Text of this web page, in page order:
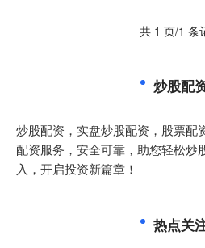
共 1 页/1 条
炒股配
炒股配资，实盘炒股配资，股票配
配资服务，安全可靠，助您轻松炒
入，开启投资新篇章！
热点关